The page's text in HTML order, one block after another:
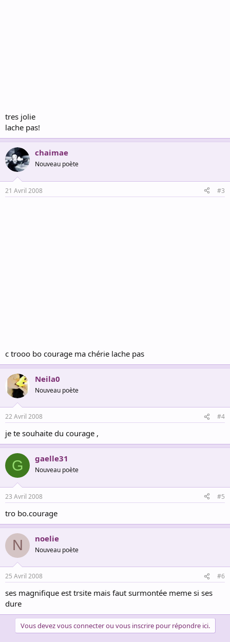
tres jolie
lache pas!
chaimae
Nouveau poète
21 Avril 2008 #3
c trooo bo courage ma chérie lache pas
Neila0
Nouveau poète
22 Avril 2008 #4
je te souhaite du courage ,
G gaelle31
Nouveau poète
23 Avril 2008 #5
tro bo.courage
N noelie
Nouveau poète
25 Avril 2008 #6
ses magnifique est trsite mais faut surmontée meme si ses
dure
Vous devez vous connecter ou vous inscrire pour répondre ici.